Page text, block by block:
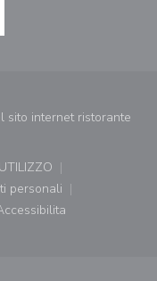
internet ristorante
una nuova finestra))
((apre una nuova finestra))
personali
nuova finestra))
finestra))
((apre una nuova